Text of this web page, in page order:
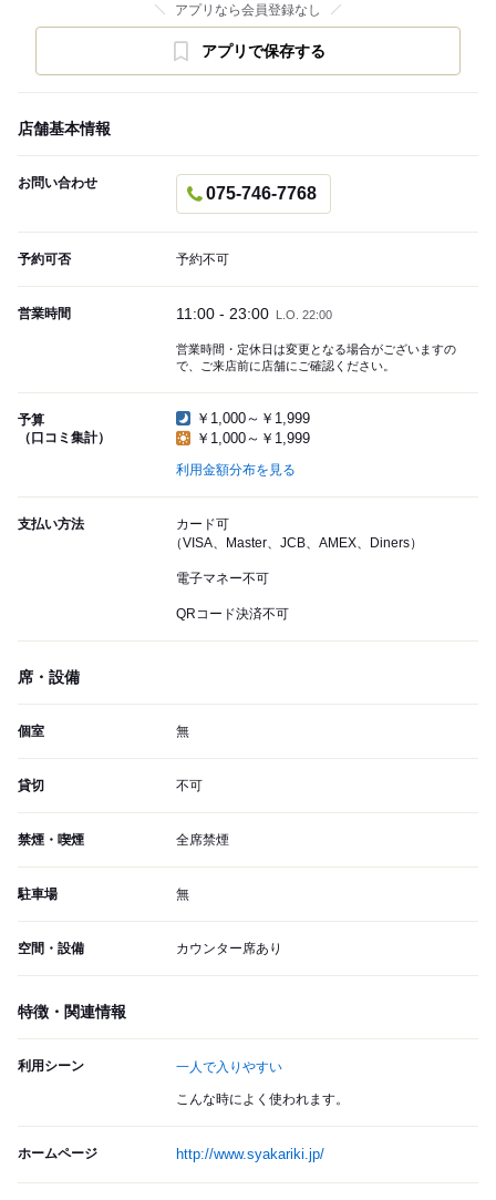
アプリなら会員登録なし
アプリで保存する
店舗基本情報
お問い合わせ
075-746-7768
予約可否 予約不可
営業時間 11:00 - 23:00 L.O. 22:00
営業時間・定休日は変更となる場合がございますの
で、ご来店前に店舗にご確認ください。
予算
（口コミ集計）
￥1,000～￥1,999
￥1,000～￥1,999
利用金額分布を見る
支払い方法
カード可
（VISA、Master、JCB、AMEX、Diners）
電子マネー不可
QRコード決済不可
席・設備
個室 無
貸切 不可
禁煙・喫煙 全席禁煙
駐車場 無
空間・設備 カウンター席あり
特徴・関連情報
利用シーン 一人で入りやすい
こんな時によく使われます。
ホームページ http://www.syakariki.jp/